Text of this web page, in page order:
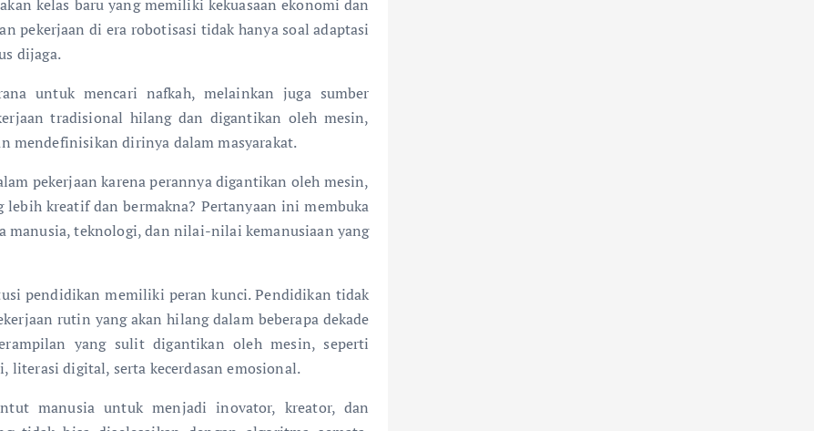
kelas baru yang memiliki kekuasaan ekonomi dan
pekerjaan di era robotisasi tidak hanya soal adaptasi
dijaga.
untuk mencari nafkah, melainkan juga sumber
tradisional hilang dan digantikan oleh mesin,
mendefinisikan dirinya dalam masyarakat.
pekerjaan karena perannya digantikan oleh mesin,
kreatif dan bermakna? Pertanyaan ini membuka
manusia, teknologi, dan nilai-nilai kemanusiaan yang
pendidikan memiliki peran kunci. Pendidikan tidak
rutin yang akan hilang dalam beberapa dekade
yang sulit digantikan oleh mesin, seperti
literasi digital, serta kecerdasan emosional.
manusia untuk menjadi inovator, kreator, dan